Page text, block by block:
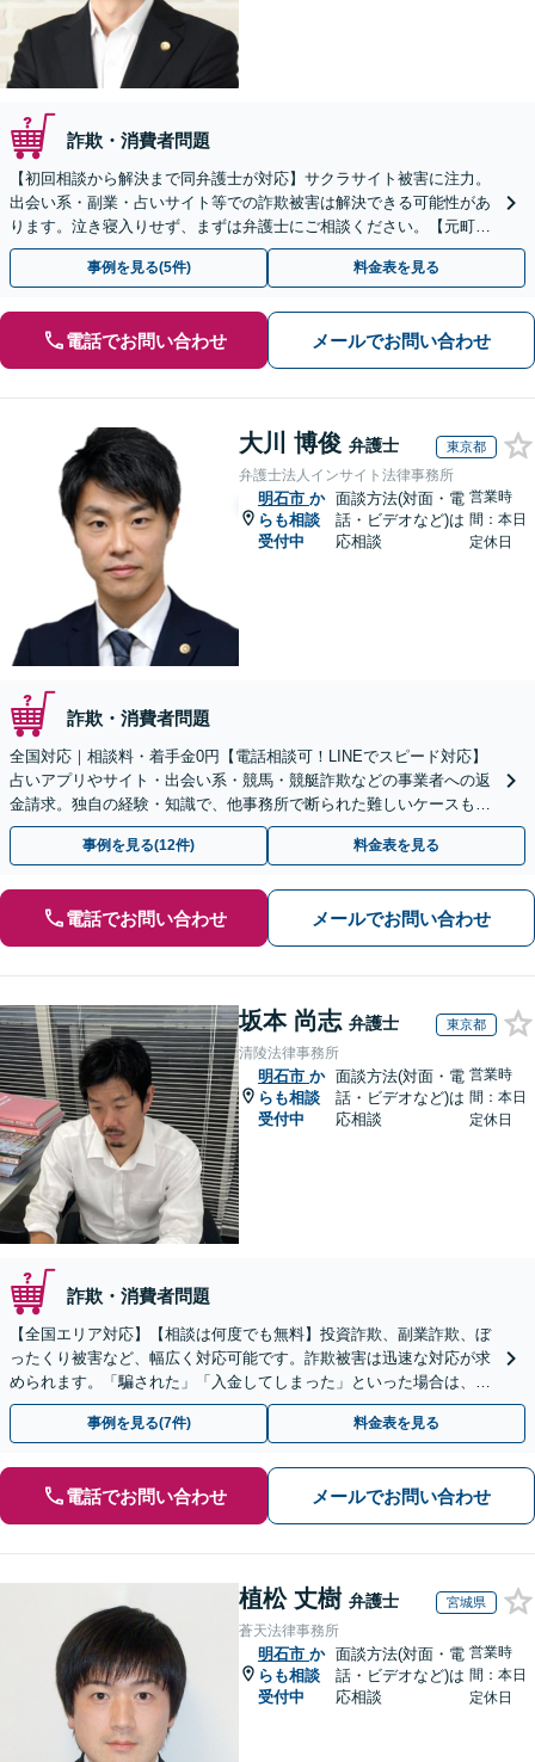
詐欺・消費者問題
【初回相談から解決まで同弁護士が対応】サクラサイト被害に注力。
出会い系・副業・占いサイト等での詐欺被害は解決できる可能性があ
ります。泣き寝入りせず、まずは弁護士にご相談ください。【元町駅
1分・土日夜間の相談歓迎】
事例を見る(5件) 料金表を見る
電話でお問い合わせ メールでお問い合わせ
大川 博俊 弁護士 東京都
弁護士法人インサイト法律事務所
明石市 か
らも相談
受付中
面談方法(対面・電
話・ビデオなど)は
応相談
営業時
間：本日
定休日
詐欺・消費者問題
全国対応｜相談料・着手金0円【電話相談可！LINEでスピード対応】
占いアプリやサイト・出会い系・競馬・競艇詐欺などの事業者への返
金請求。独自の経験・知識で、他事務所で断られた難しいケースも解
決に導いた実績あり。まずはお気軽にご相談ください
事例を見る(12件) 料金表を見る
電話でお問い合わせ メールでお問い合わせ
坂本 尚志 弁護士 東京都
清陵法律事務所
明石市 か
らも相談
受付中
面談方法(対面・電
話・ビデオなど)は
応相談
営業時
間：本日
定休日
詐欺・消費者問題
【全国エリア対応】【相談は何度でも無料】投資詐欺、副業詐欺、ぼ
ったくり被害など、幅広く対応可能です。詐欺被害は迅速な対応が求
められます。「騙された」「入金してしまった」といった場合は、お
早めにご相談ください。【電話・メール・WEB相談可】
事例を見る(7件) 料金表を見る
電話でお問い合わせ メールでお問い合わせ
植松 丈樹 弁護士 宮城県
蒼天法律事務所
明石市 か
らも相談
受付中
面談方法(対面・電
話・ビデオなど)は
応相談
営業時
間：本日
定休日